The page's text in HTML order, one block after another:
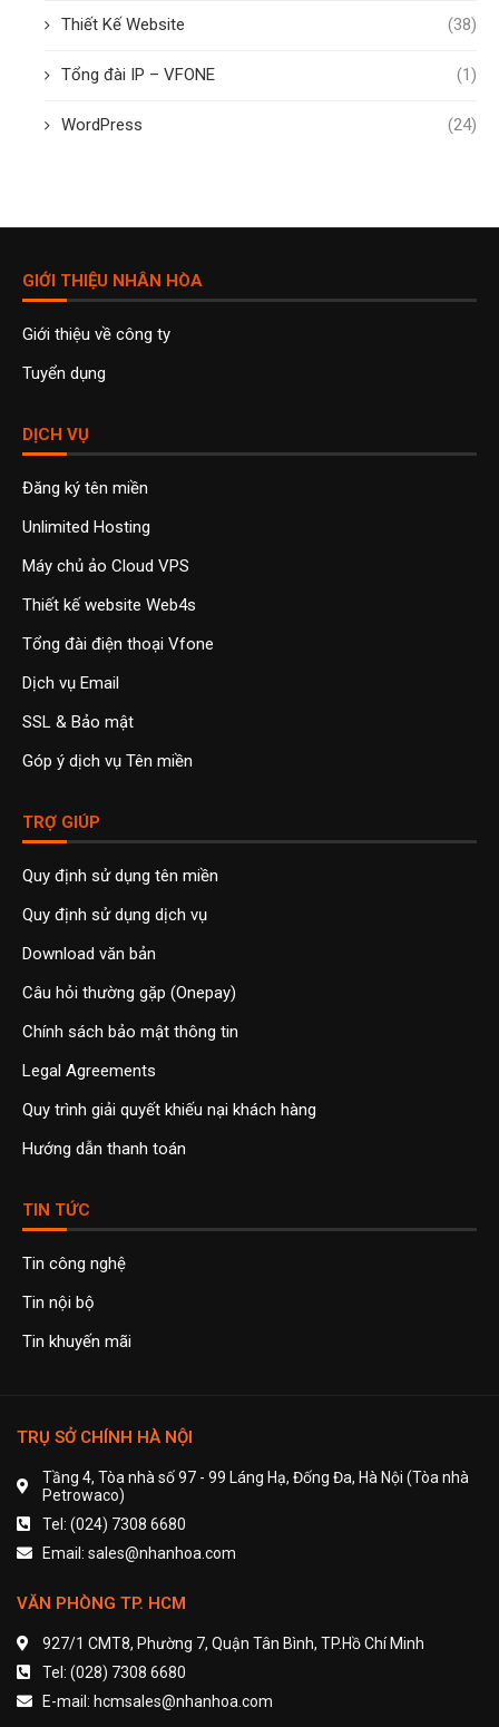
Thiết Kế Website (38)
Tổng đài IP – VFONE (1)
WordPress (24)
GIỚI THIỆU NHÂN HÒA
Giới thiệu về công ty
Tuyển dụng
DỊCH VỤ
Đăng ký tên miền
Unlimited Hosting
Máy chủ ảo Cloud VPS
Thiết kế website Web4s
Tổng đài điện thoại Vfone
Dịch vụ Email
SSL & Bảo mật
Góp ý dịch vụ Tên miền
TRỢ GIÚP
Quy định sử dụng tên miền
Quy định sử dụng dịch vụ
Download văn bản
Câu hỏi thường gặp (Onepay)
Chính sách bảo mật thông tin
Legal Agreements
Quy trình giải quyết khiếu nại khách hàng
Hướng dẫn thanh toán
TIN TỨC
Tin công nghệ
Tin nội bộ
Tin khuyến mãi
TRỤ SỞ CHÍNH HÀ NỘI
Tầng 4, Tòa nhà số 97 - 99 Láng Hạ, Đống Đa, Hà Nội (Tòa nhà
Petrowaco)
Tel: (024) 7308 6680
Email: sales@nhanhoa.com
VĂN PHÒNG TP. HCM
927/1 CMT8, Phường 7, Quận Tân Bình, TP.Hồ Chí Minh
Tel: (028) 7308 6680
E-mail: hcmsales@nhanhoa.com